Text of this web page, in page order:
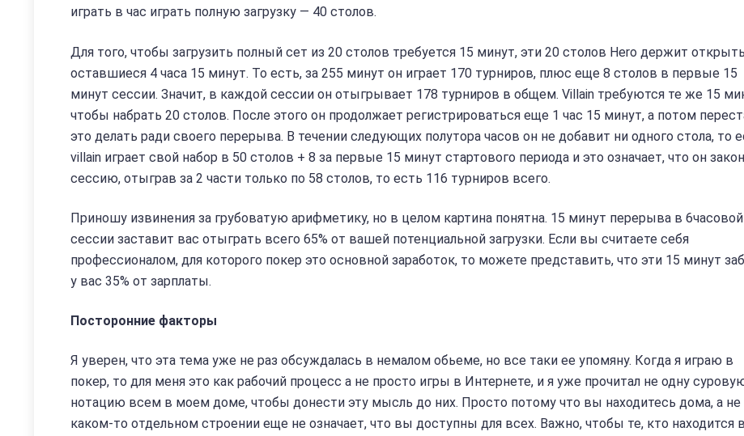
играть в час играть полную загрузку — 40 столов.
Для того, чтобы загрузить полный сет из 20 столов требуется 15 минут, эти 20 столов Hero держит
оставшиеся 4 часа 15 минут. То есть, за 255 минут он играет 170 турниров, плюс еще 8 столов в первые 15
минут сессии. Значит, в каждой сессии он отыгрывает 178 турниров в общем. Villain требуются те же 15
чтобы набрать 20 столов. После этого он продолжает регистрироваться еще 1 час 15 минут, а потом
это делать ради своего перерыва. В течении следующих полутора часов он не добавит ни одного стола, то
villain играет свой набор в 50 столов + 8 за первые 15 минут стартового периода и это означает, что он
сессию, отыграв за 2 части только по 58 столов, то есть 116 турниров всего.
Приношу извинения за грубоватую арифметику, но в целом картина понятна. 15 минут перерыва в 6часовой
сессии заставит вас отыграть всего 65% от вашей потенциальной загрузки. Если вы считаете себя
профессионалом, для которого покер это основной заработок, то можете представить, что эти 15 минут
у вас 35% от зарплаты.
Посторонние факторы
Я уверен, что эта тема уже не раз обсуждалась в немалом обьеме, но все таки ее упомяну. Когда я играю в
покер, то для меня это как рабочий процесс а не просто игры в Интернете, и я уже прочитал не одну
нотацию всем в моем доме, чтобы донести эту мысль до них. Просто потому что вы находитесь дома, а не
каком-то отдельном строении еще не означает, что вы доступны для всех. Важно, чтобы те, кто находится в